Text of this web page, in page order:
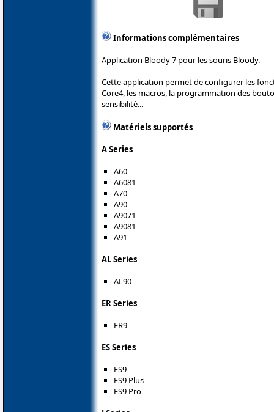
Informations complémentaires
Application Bloody 7 pour les souris Bloody.
Cette application permet de configurer les
Core4, les macros, la programmation des
sensibilité...
Matériels supportés
A Series
A60
A6081
A70
A90
A9071
A9081
A91
AL Series
AL90
ER Series
ER9
ES Series
ES9
ES9 Plus
ES9 Pro